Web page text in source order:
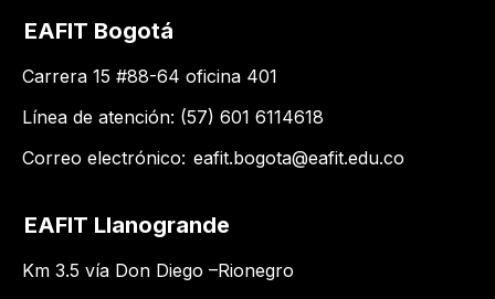
EAFIT Bogotá
Carrera 15 #88-64 oficina 401
Línea de atención: (57) 601 6114618
Correo electrónico: eafit.bogota@eafit.edu.co
EAFIT Llanogrande
Km 3.5 vía Don Diego –Rionegro